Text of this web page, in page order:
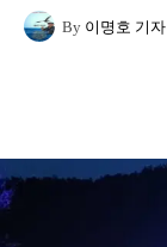
By 이명호 기자